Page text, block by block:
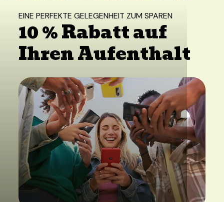
EINE PERFEKTE GELEGENHEIT ZUM SPAREN
10 % Rabatt auf
Ihren Aufenthalt